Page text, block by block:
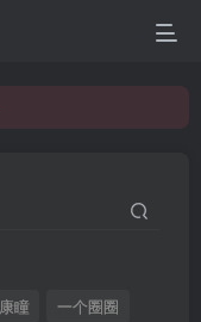
康瞳
一个圈圈